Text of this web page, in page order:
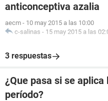
anticonceptiva azalia
aecm - 10 may 2015 a las 10:00
c-salinas - 15 may 2015 a las
3 respuestas
¿Que pasa si se
período?